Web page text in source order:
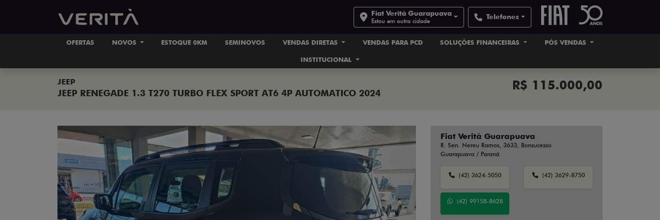
Fiat Verità Guarapuava
Estou em outra cidade Telefones
OFERTAS NOVOS ESTOQUE 0KM SEMINOVOS VENDAS DIRETAS VENDAS PARA PCD SOLUÇÕES FINANCEIRAS PÓS VENDAS
INSTITUCIONAL
JEEP
JEEP RENEGADE 1.3 T270 TURBO FLEX SPORT AT6 4P AUTOMATICO 2024
R$ 115.000,00
Fiat Verità Guarapuava
R. Sen. Nereu Ramos, 3633, Bonsucesso
Guarapuava / Paraná
(42) 3624-5050 (42) 3629-8750
(42) 99158-8628